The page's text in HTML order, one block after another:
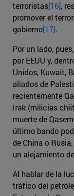
terroristas[16],
promover el
gobierno[17].
Por un lado,
por EEUU y,
Unidos, Kuwait,
aliados de
recientemente
Irak (milicias
muerte de
último bando
de China o
un alejamiento
Al hablar de la
tráfico del